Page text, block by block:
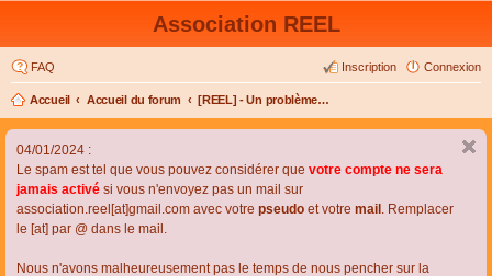
Association REEL
FAQ Connexion
Inscription
Accueil Accueil du forum [REEL] - Un problème de connexion ou d'inscription ?
04/01/2024 :
Le spam est tel que vous pouvez considérer que votre compte ne sera
jamais activé si vous n'envoyez pas un mail sur
association.reel[at]gmail.com avec votre pseudo et votre mail . Remplacer
le [at] par @ dans le mail.
Nous n'avons malheureusement pas le temps de nous pencher sur la